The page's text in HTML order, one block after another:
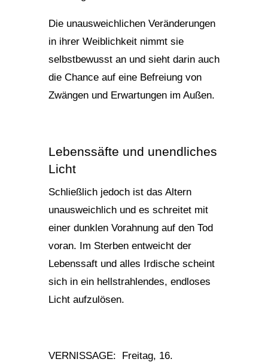
Die unausweichlichen Veränderungen
in ihrer Weiblichkeit nimmt sie
selbstbewusst an und sieht darin auch
die Chance auf eine Befreiung von
Zwängen und Erwartungen im Außen.
Lebenssäfte und unendliches
Licht
Schließlich jedoch ist das Altern
unausweichlich und es schreitet mit
einer dunklen Vorahnung auf den Tod
voran. Im Sterben entweicht der
Lebenssaft und alles Irdische scheint
sich in ein hellstrahlendes, endloses
Licht aufzulösen.
VERNISSAGE: Freitag, 16.